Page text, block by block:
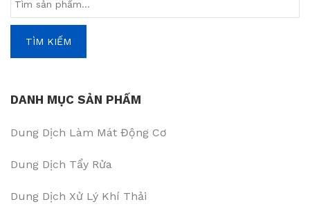
kiếm:
TÌM KIẾM
DANH MỤC SẢN PHẨM
Dung Dịch Làm Mát Động Cơ
Dung Dịch Tẩy Rửa
Dung Dịch Xử Lý Khí Thải